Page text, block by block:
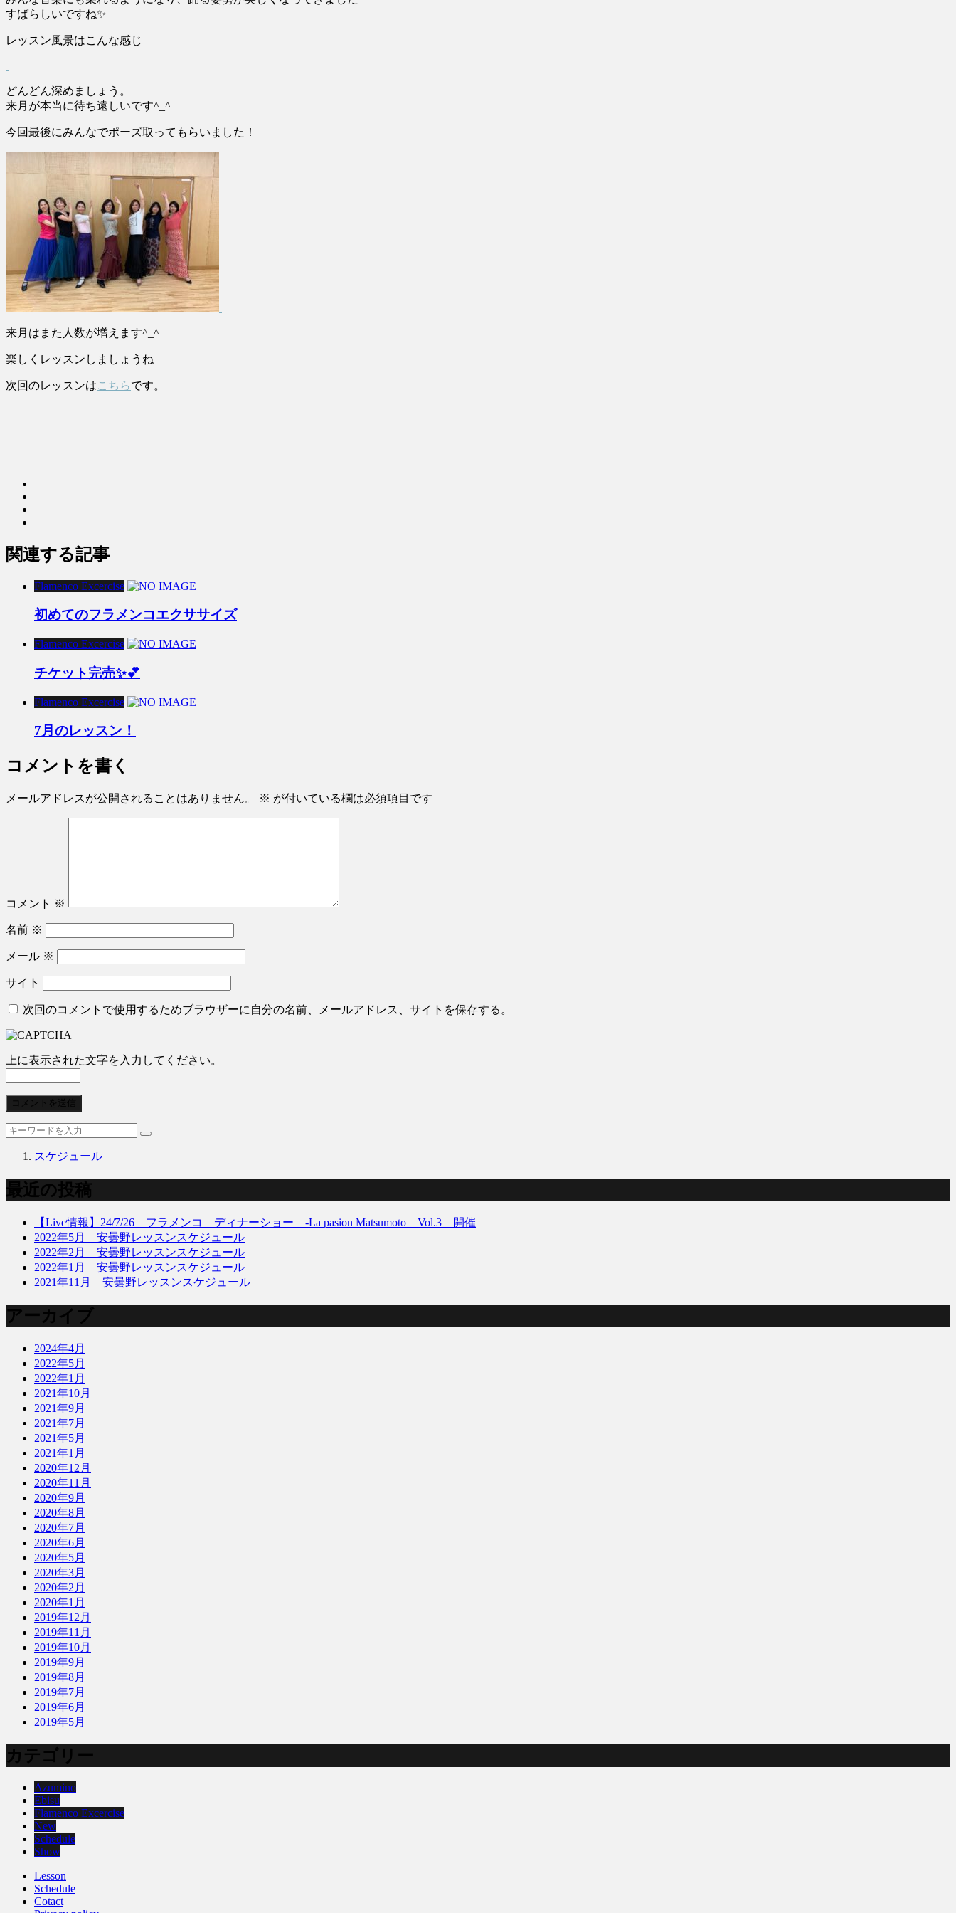
すばらしいですね✨
レッスン風景はこんな感じ
どんどん深めましょう。
来月が本当に待ち遠しいです^_^
今回最後にみんなでポーズ取ってもらいました！
来月はまた人数が増えます^_^
楽しくレッスンしましょうね
次回のレッスンはこちらです。
関連する記事
Flamenco Excercise
初めてのフラメンコエクササイズ
Flamenco Excercise
チケット完売✨💕
Flamenco Excercise
7月のレッスン！
コメントを書く
メールアドレスが公開されることはありません。 ※ が付いている欄は必須項目です
コメント ※
名前 ※
メール ※
サイト
次回のコメントで使用するためブラウザーに自分の名前、メールアドレス、サイトを保存する。
上に表示された文字を入力してください。
スケジュール
最近の投稿
【Live情報】24/7/26 フラメンコ ディナーショー -La pasion Matsumoto Vol.3 開催
2022年5月 安曇野レッスンスケジュール
2022年2月 安曇野レッスンスケジュール
2022年1月 安曇野レッスンスケジュール
2021年11月 安曇野レッスンスケジュール
アーカイブ
2024年4月
2022年5月
2022年1月
2021年10月
2021年9月
2021年7月
2021年5月
2021年1月
2020年12月
2020年11月
2020年9月
2020年8月
2020年7月
2020年6月
2020年5月
2020年3月
2020年2月
2020年1月
2019年12月
2019年11月
2019年10月
2019年9月
2019年8月
2019年7月
2019年6月
2019年5月
カテゴリー
Azumino
Ebisu
Flamenco Excercise
New
Schedule
Show
Lesson
Schedule
Cotact